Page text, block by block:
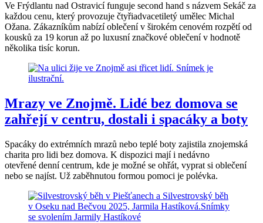
Ve Frýdlantu nad Ostravicí funguje second hand s názvem Sekáč za
každou cenu, který provozuje čtyřiadvacetiletý umělec Michal
Ožana. Zákazníkům nabízí oblečení v širokém cenovém rozpětí od
kousků za 19 korun až po luxusní značkové oblečení v hodnotě
několika tisíc korun.
Mrazy ve Znojmě. Lidé bez domova se
zahřejí v centru, dostali i spacáky a boty
Spacáky do extrémních mrazů nebo teplé boty zajistila znojemská
charita pro lidi bez domova. K dispozici mají i nedávno
otevřené denní centrum, kde je možné se ohřát, vyprat si oblečení
nebo se najíst. Už zaběhnutou formou pomoci je polévka.